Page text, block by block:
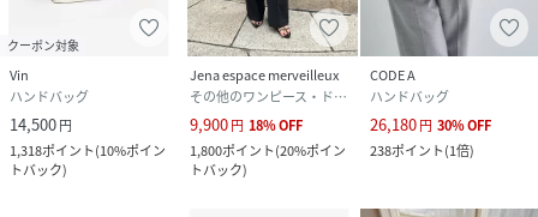
クーポン対象
Vin
ハンドバッグ
14,500円
1,318ポイント(10%ポイン
トバック)
Jena espace merveilleux
その他のワンピース・ドレス
9,900円 18%OFF
1,800ポイント(20%ポイン
トバック)
CODE A
ハンドバッグ
26,180円 30%OFF
238ポイント(1倍)